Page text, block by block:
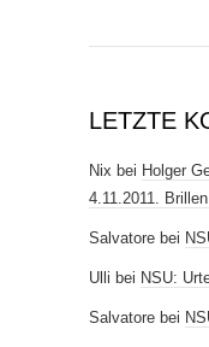
LETZTE
Nix bei Holger
4.11.2011.
Salvatore bei
Ulli bei NSU:
Salvatore bei